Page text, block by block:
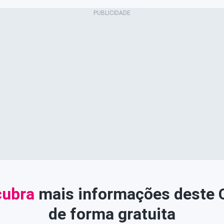
mais informações deste
de forma gratuita